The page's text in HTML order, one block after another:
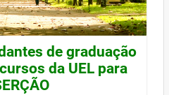
de graduação
da UEL para